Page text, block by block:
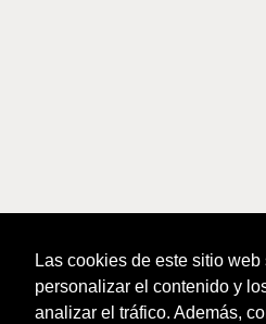
Las cookies de este sitio web
personalizar el contenido y
analizar el tráfico. Además,